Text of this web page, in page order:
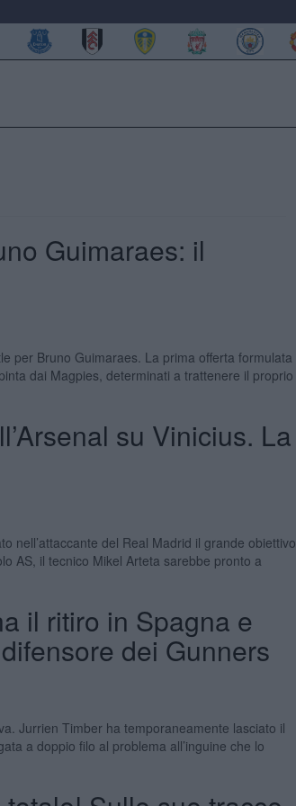
Guimaraes: il
per Bruno Guimaraes. La prima offerta formulata
dai Magpies, determinati a trattenere il proprio
su Vinicius. La
nell’attaccante del Real Madrid il grande obiettivo
AS, il tecnico Mikel Arteta sarebbe pronto a
il ritiro in Spagna e
dei Gunners
Jurrien Timber ha temporaneamente lasciato il
a doppio filo al problema all’inguine che lo